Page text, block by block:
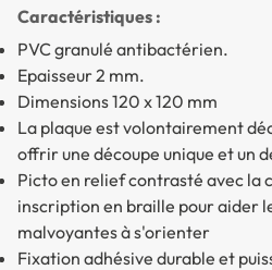
Caractéristiques :
PVC granulé antibactérien.
Epaisseur 2 mm.
Dimensions 120 x 120 mm
La plaque est volontairement
offrir une découpe unique et un
Picto en relief contrasté avec la
inscription en braille pour aider
malvoyantes à s'orienter
Fixation adhésive durable et